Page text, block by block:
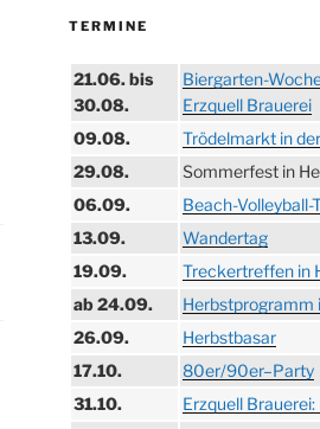
TERMINE
21.06. bis
30.08.
Biergarten-
Erzquell Brauerei
09.08.
Trödelmarkt in
29.08.
Sommerfest in
06.09.
Beach-Volleyball-
13.09.
Wandertag
19.09.
Treckertreffen in
ab 24.09.
Herbstprogramm
26.09.
Herbstbasar
17.10.
80er/90er–Party
31.10.
Erzquell